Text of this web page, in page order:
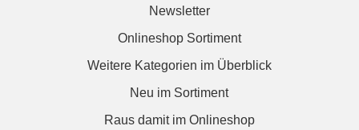
Newsletter
Onlineshop Sortiment
Weitere Kategorien im Überblick
Neu im Sortiment
Raus damit im Onlineshop